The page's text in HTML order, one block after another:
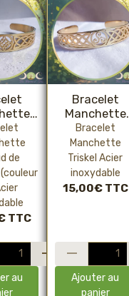
de
or)
de
TTC
au
Bracelet
Manchette
Triskel
(couleur or)
Bracelet
Manchette
Triskel Acier
inoxydable
15,00€ TTC
Ajouter au
panier